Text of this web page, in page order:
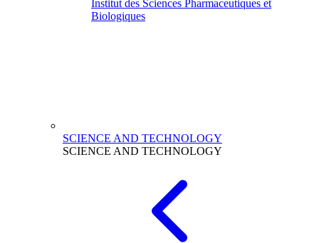
Institut des Sciences Pharmaceutiques et
Biologiques
SCIENCE AND TECHNOLOGY
SCIENCE AND TECHNOLOGY